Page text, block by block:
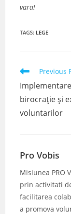
vara!
TAGS: LEGE
Read
more
articles
Previous
birocrație și
voluntarilor
Pro Vobis
Misiunea PRO
prin activitati
facilitarea
a promova